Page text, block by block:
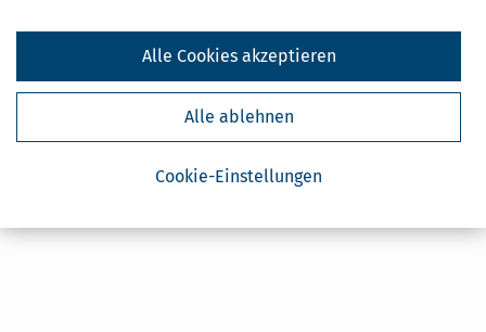
Cookie-Einstellungen
Alle ablehnen
Alle Cookies akzeptieren
von Steuertipps abonnieren. Die
Datenschutzhinweisehabe ich gelesen.
Meine Einwilligung kann ich jederzeit durch
Abbestellung des Newsletters widerrufen.